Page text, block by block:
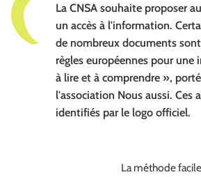
La CNSA souhaite proposer
un accès à l'information.
de nombreux documents
règles européennes pour une
à lire et à comprendre »,
l'association Nous aussi. Ces
identifiés par le logo officiel.
La méthode